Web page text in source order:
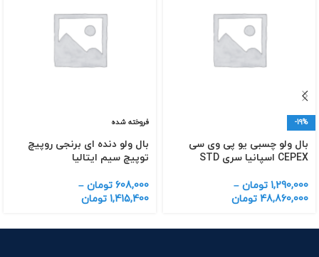
-19%
بال ولو چسبی یو پی وی سی
CEPEX اسپانیا سری STD
1,290,000 تومان –
48,860,000 تومان
فروخته شده
بال ولو دنده ای برنجی روپیچ
توپیچ سیم ایتالیا
608,000 تومان –
1,415,400 تومان